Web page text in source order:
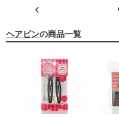
ヘアピンの商品一覧